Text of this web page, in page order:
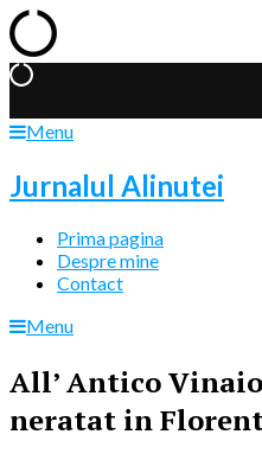
Menu
Jurnalul Alinutei
Prima pagina
Despre mine
Contact
Menu
All’ Antico
neratat in